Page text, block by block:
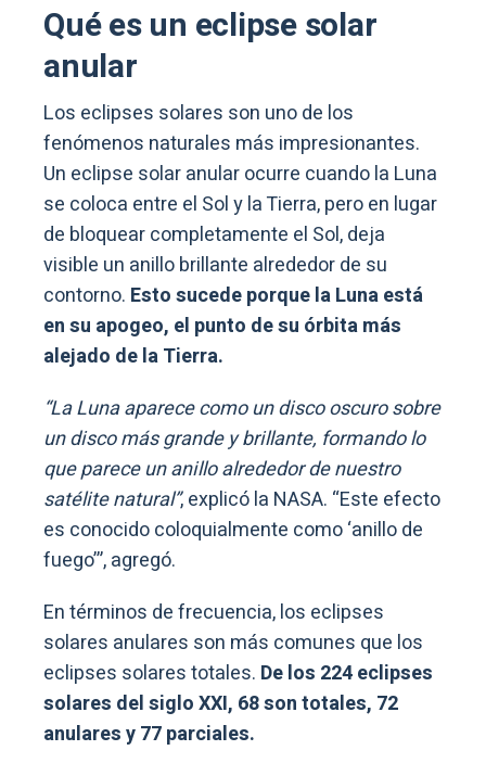
Qué es un eclipse solar
anular
Los eclipses solares son uno de los
fenómenos naturales más impresionantes.
Un eclipse solar anular ocurre cuando la Luna
se coloca entre el Sol y la Tierra, pero en lugar
de bloquear completamente el Sol, deja
visible un anillo brillante alrededor de su
contorno. Esto sucede porque la Luna está
en su apogeo, el punto de su órbita más
alejado de la Tierra.
“La Luna aparece como un disco oscuro sobre
un disco más grande y brillante, formando lo
que parece un anillo alrededor de nuestro
satélite natural”, explicó la NASA. “Este efecto
es conocido coloquialmente como ‘anillo de
fuego’”, agregó.
En términos de frecuencia, los eclipses
solares anulares son más comunes que los
eclipses solares totales. De los 224 eclipses
solares del siglo XXI, 68 son totales, 72
anulares y 77 parciales.